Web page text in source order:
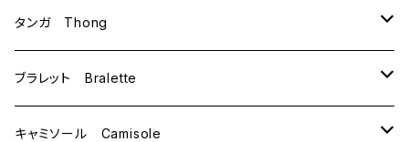
B75
C65
C70
M
L
タンガ Thong
M
ブラレット Bralette
M
キャミソール Camisole